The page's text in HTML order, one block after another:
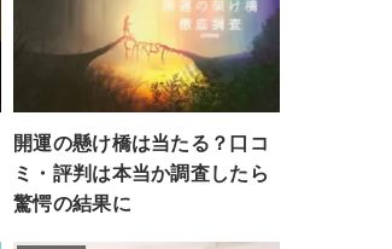
開運の懸け橋は当たる？口コ
ミ・評判は本当か調査したら
驚愕の結果に